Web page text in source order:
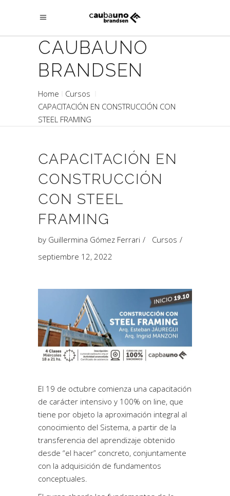
CAUBAUNO
BRANDSEN
Home
Cursos
CAPACITACIÓN EN CONSTRUCCIÓN CON
STEEL FRAMING
CAPACITACIÓN EN
CONSTRUCCIÓN
CON STEEL
FRAMING
by Guillermina Gómez Ferrari
Cursos
septiembre 12, 2022
El 19 de octubre comienza una capacitación
de carácter intensivo y 100% on line, que
tiene por objeto la aproximación integral al
conocimiento del Sistema, a partir de la
transferencia del aprendizaje obtenido
desde “el hacer” concreto, conjuntamente
con la adquisición de fundamentos
conceptuales.